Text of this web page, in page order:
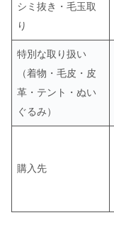
シミ抜き・毛玉取
り
特別な取り扱い
（着物・毛皮・皮
革・テント・ぬい
ぐるみ）
購入先